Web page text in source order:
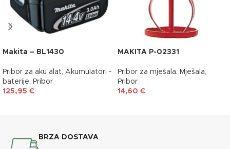
Makita – BL1430
Pribor za aku alat, Akumulatori -
baterije, Pribor
125,95 €
MAKITA P-02331
Pribor za mješala, Mješala,
Pribor
14,60 €
BRZA DOSTAVA